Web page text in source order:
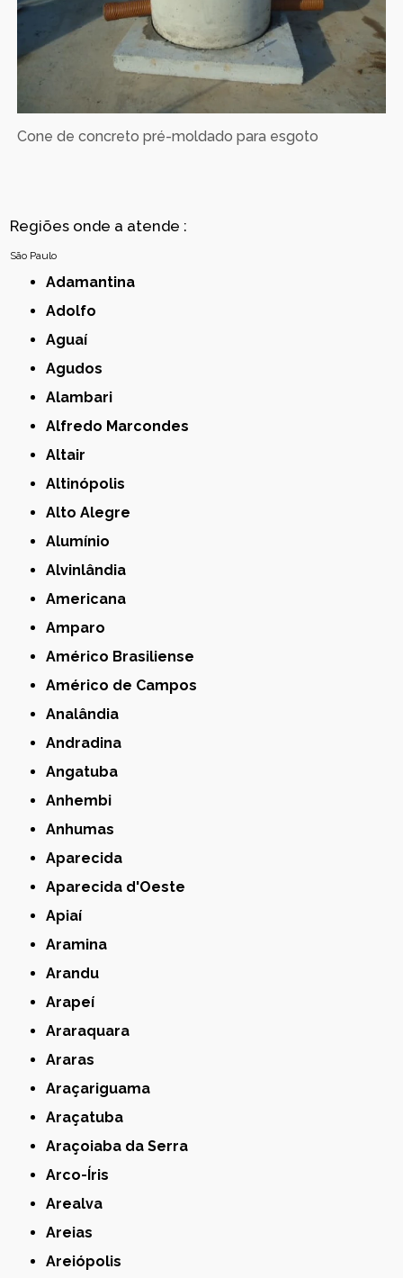
Cone de concreto pré-moldado para esgoto
Regiões onde a atende :
São Paulo
Adamantina
Adolfo
Aguaí
Agudos
Alambari
Alfredo Marcondes
Altair
Altinópolis
Alto Alegre
Alumínio
Alvinlândia
Americana
Amparo
Américo Brasiliense
Américo de Campos
Analândia
Andradina
Angatuba
Anhembi
Anhumas
Aparecida
Aparecida d'Oeste
Apiaí
Aramina
Arandu
Arapeí
Araraquara
Araras
Araçariguama
Araçatuba
Araçoiaba da Serra
Arco-Íris
Arealva
Areias
Areiópolis